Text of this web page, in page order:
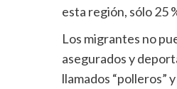
esta región, sólo 25
Los migrantes no
asegurados y
llamados “polleros”